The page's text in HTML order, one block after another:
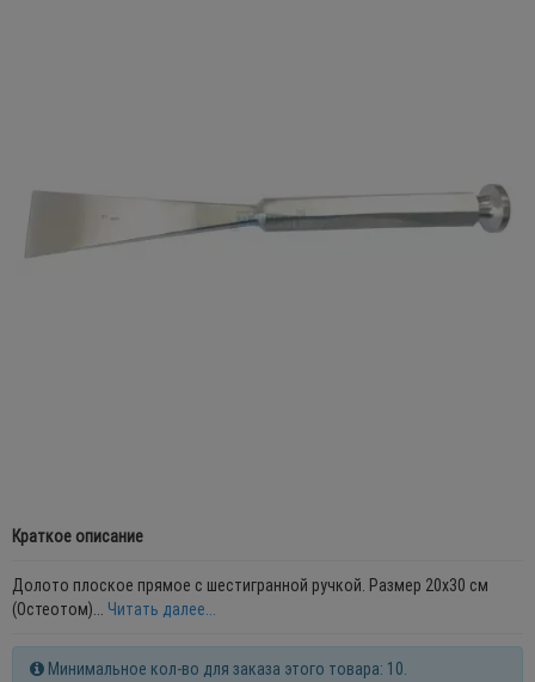
Краткое описание
Долото плоское прямое с шестигранной ручкой. Размер 20х30 см
(Остеотом)... Читать далее...
Минимальное кол-во для заказа этого товара: 10.